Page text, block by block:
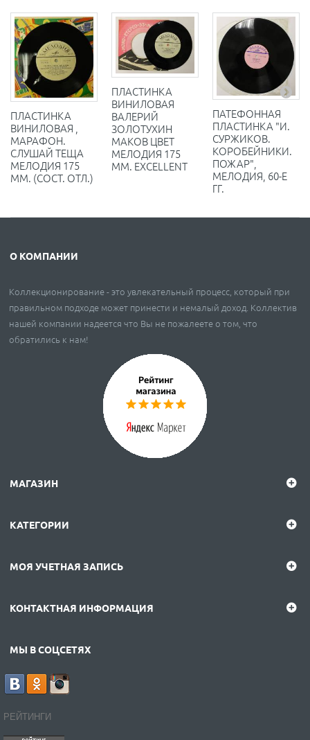
ПЛАСТИНКА
ВИНИЛОВАЯ ,
МАРАФОН.
СЛУШАЙ ТЕЩА
МЕЛОДИЯ 175
ММ. (СОСТ. ОТЛ.)
ПЛАСТИНКА
ВИНИЛОВАЯ
ВАЛЕРИЙ
ЗОЛОТУХИН
МАКОВ ЦВЕТ
МЕЛОДИЯ 175
ММ. EXCELLENT
ПАТЕФОННАЯ
ПЛАСТИНКА "И.
СУРЖИКОВ.
КОРОБЕЙНИКИ.
ПОЖАР",
МЕЛОДИЯ, 60-Е
ГГ.
О КОМПАНИИ
Коллекционирование - это увлекательный процесс, который при
правильном подходе может принести и немалый доход. Коллектив
нашей компании надеется что Вы не пожалеете о том, что
обратились к нам!
МАГАЗИН
КАТЕГОРИИ
МОЯ УЧЕТНАЯ ЗАПИСЬ
КОНТАКТНАЯ ИНФОРМАЦИЯ
МЫ В СОЦСЕТЯХ
РЕЙТИНГИ